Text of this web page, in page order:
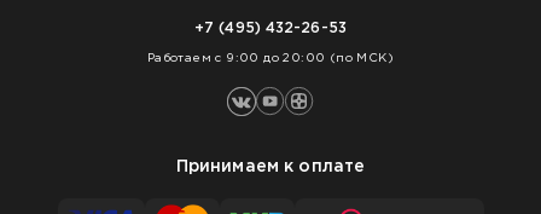
+7 (495) 432-26-53
Работаем с 9:00 до 20:00 (по МСК)
Принимаем к оплате